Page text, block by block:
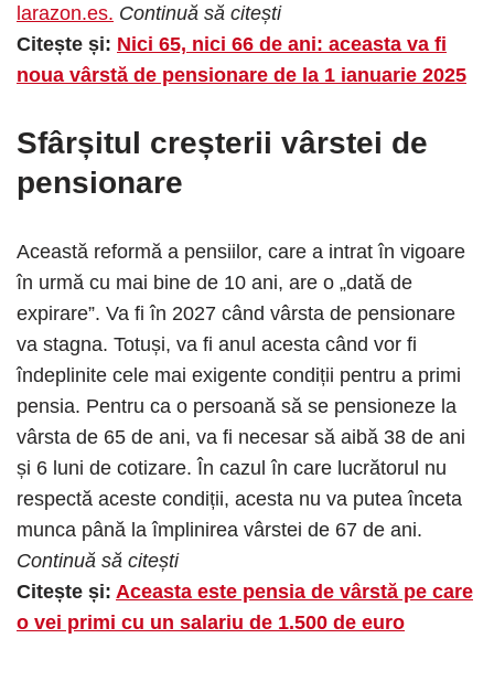
larazon.es. Continuă să citești
Citește și: Nici 65, nici 66 de ani: aceasta va fi
noua vârstă de pensionare de la 1 ianuarie 2025
Sfârșitul creșterii vârstei de
pensionare
Această reformă a pensiilor, care a intrat în vigoare
în urmă cu mai bine de 10 ani, are o „dată de
expirare”. Va fi în 2027 când vârsta de pensionare
va stagna. Totuși, va fi anul acesta când vor fi
îndeplinite cele mai exigente condiții pentru a primi
pensia. Pentru ca o persoană să se pensioneze la
vârsta de 65 de ani, va fi necesar să aibă 38 de ani
și 6 luni de cotizare. În cazul în care lucrătorul nu
respectă aceste condiții, acesta nu va putea înceta
munca până la împlinirea vârstei de 67 de ani.
Continuă să citești
Citește și: Aceasta este pensia de vârstă pe care
o vei primi cu un salariu de 1.500 de euro